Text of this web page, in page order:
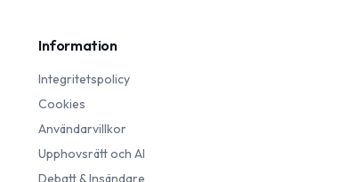
Information
Integritetspolicy
Cookies
Användarvillkor
Upphovsrätt och AI